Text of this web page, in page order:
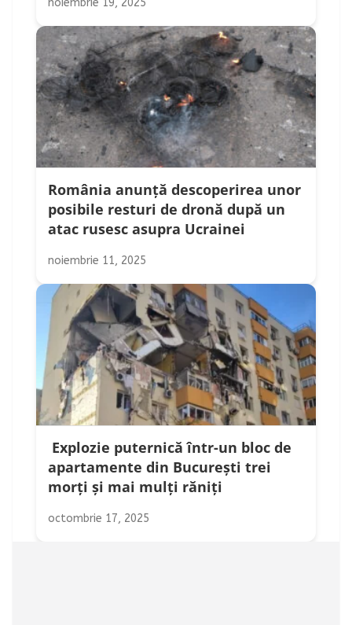
noiembrie 19, 2025
România anunță descoperirea unor
posibile resturi de dronă după un
atac rusesc asupra Ucrainei
noiembrie 11, 2025
Explozie puternică într-un bloc de
apartamente din București trei
morți și mai mulți răniți
octombrie 17, 2025